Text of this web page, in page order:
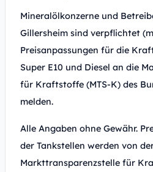
Mineralölkonzerne und
Gillersheim sind verpflichtet
Preisanpassungen für die
Super E10 und Diesel an die
für Kraftstoffe (MTS-K) des
melden.
Alle Angaben ohne Gewähr.
der Tankstellen werden von
Markttransparenzstelle für